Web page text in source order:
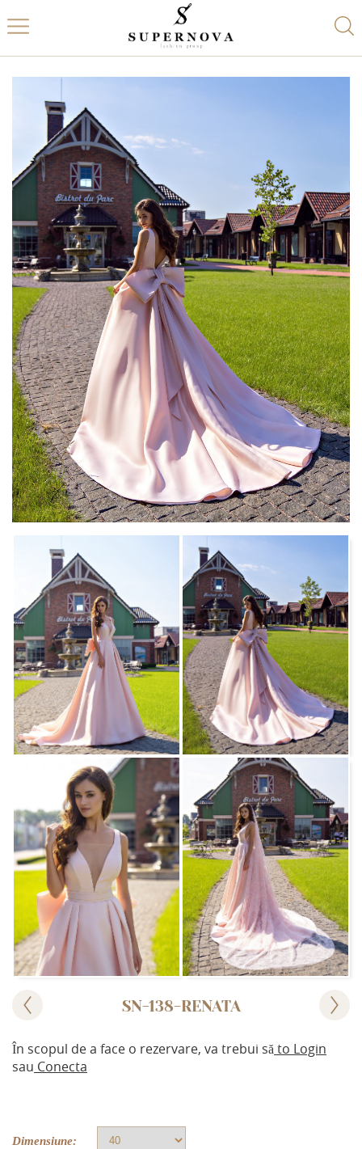
SN-138-RENATA
În scopul de a face o rezervare, va trebui săto Login
sau Conecta
Dimensiune: